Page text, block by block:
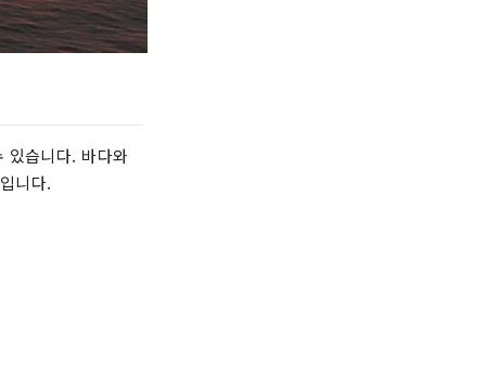
있습니다. 바다와
니다.